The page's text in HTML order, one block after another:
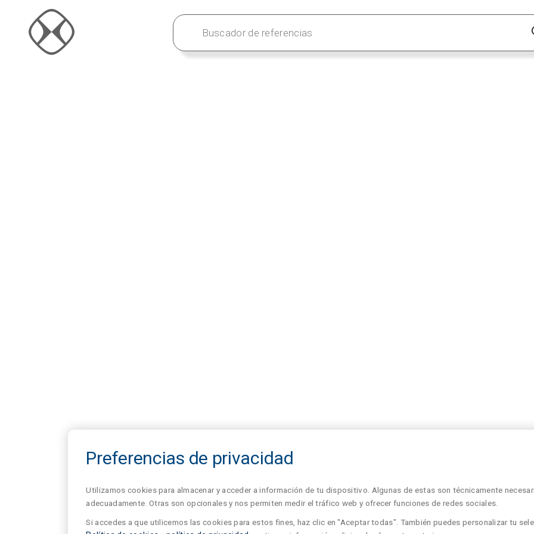
Preferencias de privacidad
Utilizamos cookies para almacenar y acceder a información de tu dispositivo. Algunas de estas son técnicamente
adecuadamente. Otras son opcionales y nos permiten medir el tráfico web y ofrecer funciones de redes sociales.
Si accedes a que utilicemos las cookies para estos fines, haz clic en "Aceptar todas". También puedes personalizar tu